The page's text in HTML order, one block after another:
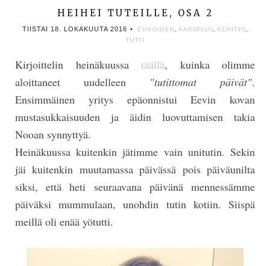
HEIHEI TUTEILLE, OSA 2
TIISTAI 18. LOKAKUUTA 2016 • ESIKOINEN KAKSPLUS KEHITYS
TUTTI
Kirjoittelin heinäkuussa täällä, kuinka olimme
aloittaneet uudelleen "tutittomat päivät".
Ensimmäinen yritys epäonnistui Eevin kovan
mustasukkaisuuden ja äidin luovuttamisen takia
Nooan synnyttyä.
Heinäkuussa kuitenkin jätimme vain unitutin. Sekin
jäi kuitenkin muutamassa päivässä pois päiväunilta
siksi, että heti seuraavana päivänä mennessämme
päiväksi mummulaan, unohdin tutin kotiin. Siispä
meillä oli enää yötutti.